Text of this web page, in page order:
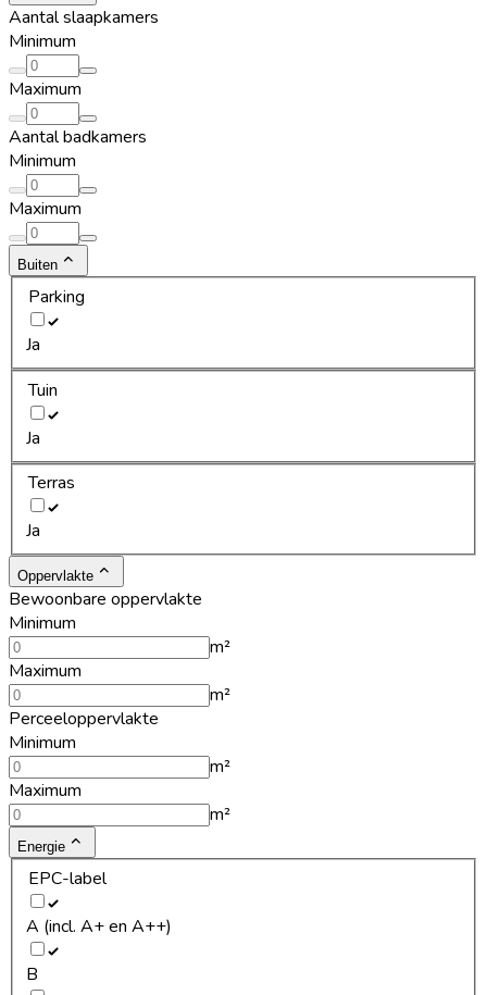
Aantal slaapkamers
Minimum
Maximum
Aantal badkamers
Minimum
Maximum
Buiten
Parking
Ja
Tuin
Ja
Terras
Ja
Oppervlakte
Bewoonbare oppervlakte
Minimum
m²
Maximum
m²
Perceeloppervlakte
Minimum
m²
Maximum
m²
Energie
EPC-label
A (incl. A+ en A++)
B